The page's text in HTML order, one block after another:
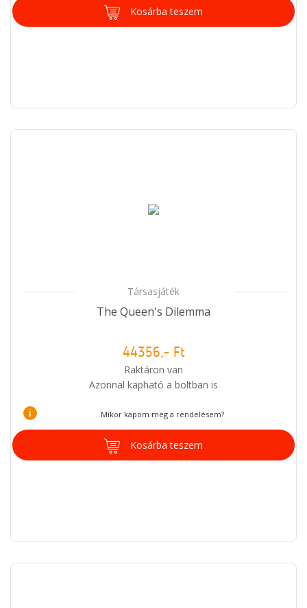
Kosárba teszem
Társasjáték
The Queen's Dilemma
44356,- Ft
Raktáron van
Azonnal kapható a boltban is
i Mikor kapom meg a rendelésem?
Kosárba teszem